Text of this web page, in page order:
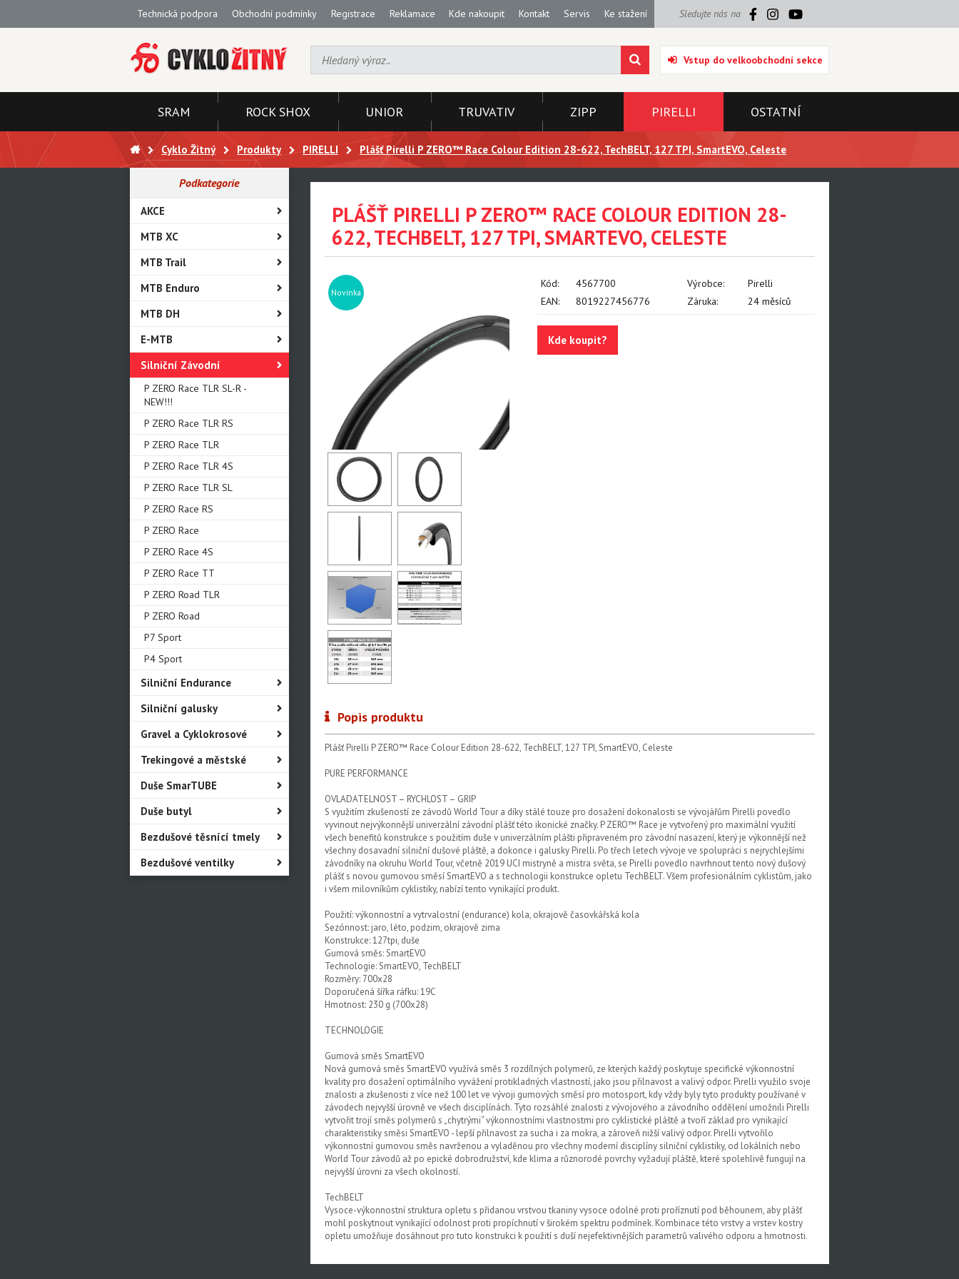
Technická podpora Obchodní podmínky Registrace Reklamace Kde nakoupit Kontakt Servis Ke stažení Sledujte nás na
Vstup do velkoobchodní sekce
SRAM ROCK SHOX UNIOR TRUVATIV ZIPP PIRELLI OSTATNÍ
Cyklo Žitný Produkty PIRELLI Plášť Pirelli P ZERO™ Race Colour Edition 28-622, TechBELT, 127 TPI, SmartEVO, Celeste
Podkategorie
AKCE
MTB XC
MTB Trail
MTB Enduro
MTB DH
E-MTB
Silniční Závodní
P ZERO Race TLR SL-R -
NEW!!!
P ZERO Race TLR RS
P ZERO Race TLR
P ZERO Race TLR 4S
P ZERO Race TLR SL
P ZERO Race RS
P ZERO Race
P ZERO Race 4S
P ZERO Race TT
P ZERO Road TLR
P ZERO Road
P7 Sport
P4 Sport
Silniční Endurance
Silniční galusky
Gravel a Cyklokrosové
Trekingové a městské
Duše SmarTUBE
Duše butyl
Bezdušové těsnící tmely
Bezdušové ventilky
PLÁŠŤ PIRELLI P ZERO™ RACE COLOUR EDITION 28-
622, TECHBELT, 127 TPI, SMARTEVO, CELESTE
Novinka
Kód: 4567700 Výrobce:
Pirelli
EAN:
8019227456776 Záruka: 24 měsíců
Kde koupit?
Popis produktu
Plášť Pirelli P ZERO™ Race Colour Edition 28-622, TechBELT, 127 TPI, SmartEVO, Celeste
PURE PERFORMANCE
OVLADATELNOST – RYCHLOST – GRIP
S využitím zkušeností ze závodů World Tour a díky stálé touze pro dosažení dokonalosti se vývojářům Pirelli povedlo
vyvinout nejvýkonnější univerzální závodní plášť této ikonické značky. P ZERO™ Race je vytvořený pro maximální využití
všech benefitů konstrukce s použitím duše v univerzálním plášti připraveném pro závodní nasazení, který je výkonnější než
všechny dosavadní silniční dušové pláště, a dokonce i galusky Pirelli. Po třech letech vývoje ve spolupráci s nejrychlejšími
závodníky na okruhu World Tour, včetně 2019 UCI mistryně a mistra světa, se Pirelli povedlo navrhnout tento nový dušový
plášť s novou gumovou směsí SmartEVO a s technologii konstrukce opletu TechBELT. Všem profesionálním cyklistům, jako
i všem milovníkům cyklistiky, nabízí tento vynikající produkt.
Použití: výkonnostní a vytrvalostní (endurance) kola, okrajově časovkářská kola
Sezónnost: jaro, léto, podzim, okrajově zima
Konstrukce: 127tpi, duše
Gumová směs: SmartEVO
Technologie: SmartEVO, TechBELT
Rozměry: 700x28
Doporučená šířka ráfku: 19C
Hmotnost: 230 g (700x28)
TECHNOLOGIE
Gumová směs SmartEVO
Nová gumová směs SmartEVO využívá směs 3 rozdílných polymerů, ze kterých každý poskytuje specifické výkonnostní
kvality pro dosažení optimálního vyvážení protikladných vlastností, jako jsou přilnavost a valivý odpor. Pirelli využilo svoje
znalosti a zkušenosti z více než 100 let ve vývoji gumových směsí pro motosport, kdy vždy byly tyto produkty používané v
závodech nejvyšší úrovně ve všech disciplínách. Tyto rozsáhlé znalosti z vývojového a závodního oddělení umožnili Pirelli
vytvořit trojí směs polymerů s „chytrými“ výkonnostními vlastnostmi pro cyklistické pláště a tvoří základ pro vynikající
charakteristiky směsi SmartEVO - lepší přilnavost za sucha i za mokra, a zároveň nižší valivý odpor. Pirelli vytvořilo
výkonnostní gumovou směs navrženou a vyladěnou pro všechny moderní disciplíny silniční cyklistiky, od lokálních nebo
World Tour závodů až po epické dobrodružství, kde klima a různorodé povrchy vyžadují pláště, které spolehlivě fungují na
nejvyšší úrovni za všech okolností.
TechBELT
Vysoce-výkonnostní struktura opletu s přidanou vrstvou tkaniny vysoce odolné proti proříznutí pod běhounem, aby plášť
mohl poskytnout vynikající odolnost proti propíchnutí v širokém spektru podmínek. Kombinace této vrstvy a vrstev kostry
opletu umožňuje dosáhnout pro tuto konstrukci k použití s duší nejefektivnějších parametrů valivého odporu a hmotnosti.